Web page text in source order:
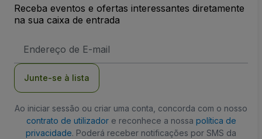
Receba eventos e ofertas interessantes diretamente
na sua caixa de entrada
de
Junte-se à lista
Ao iniciar sessão ou criar uma conta, concorda com o nosso
contrato de utilizadore reconhece a nossa política de
privacidade. Poderá receber notificações por SMS da